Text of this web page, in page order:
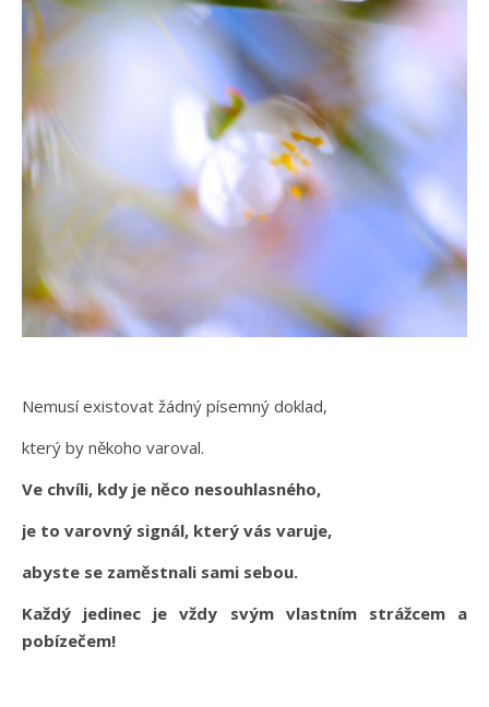
Nemusí existovat žádný písemný doklad,
který by někoho varoval.
Ve chvíli, kdy je něco nesouhlasného,
je to varovný signál, který vás varuje,
abyste se zaměstnali sami sebou.
Každý jedinec je vždy svým vlastním strážcem a
pobízečem!